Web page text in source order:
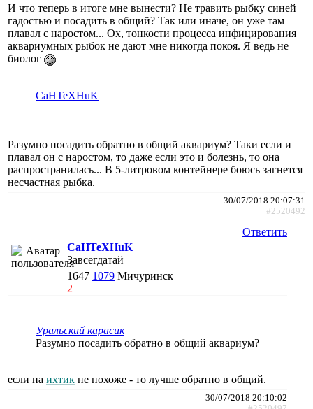
И что теперь в итоге мне вынести? Не травить рыбку синей
гадостью и посадить в общий? Так или иначе, он уже там
плавал с наростом... Ох, тонкости процесса инфицирования
аквариумных рыбок не дают мне никогда покоя. Я ведь не
биолог
CaHTeXHuK
Разумно посадить обратно в общий аквариум? Таки если и
плавал он с наростом, то даже если это и болезнь, то она
распространилась... В 5-литровом контейнере боюсь загнется
несчастная рыбка.
30/07/2018 20:07:31
#2520492
Ответить
CaHTeXHuK
Завсегдатай
1647 1079 Мичуринск
2
Уральский карасик
Разумно посадить обратно в общий аквариум?
если на ихтик не похоже - то лучше обратно в общий.
30/07/2018 20:10:02